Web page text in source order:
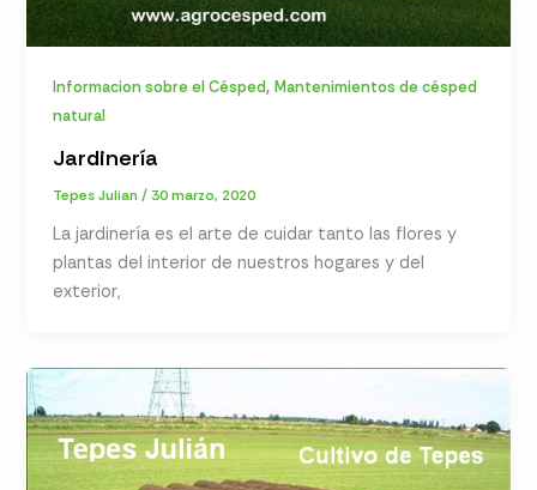
Informacion sobre el Césped,Mantenimientos de césped
natural
Jardinería
Tepes Julian/ 30 marzo, 2020
La jardinería es el arte de cuidar tanto las flores y
plantas del interior de nuestros hogares y del
exterior,